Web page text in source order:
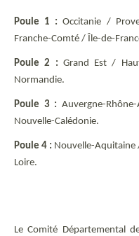
Poule 1 : Occitanie /
Franche-Comté / Île-de-
Poule 2 : Grand Est /
Normandie.
Poule 3 : Auvergne-
Nouvelle-Calédonie.
Poule 4 : Nouvelle-Aquitaine
Loire.
Le Comité Départemental